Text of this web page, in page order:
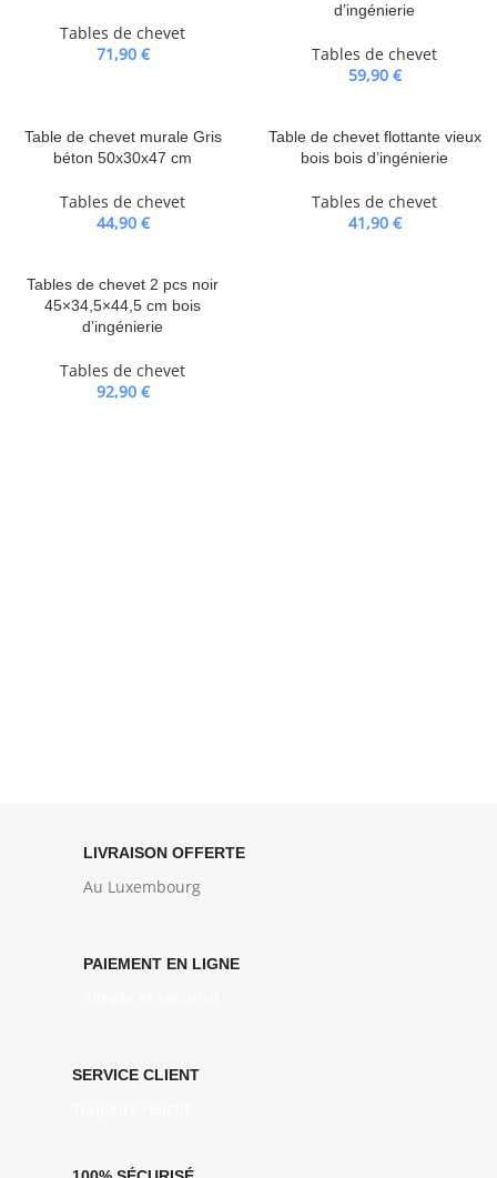
Tables de chevet
71,90 €
d’ingénierie
Tables de chevet
59,90 €
Table de chevet murale Gris
béton 50x30x47 cm
Tables de chevet
44,90 €
Table de chevet flottante vieux
bois bois d’ingénierie
Tables de chevet
41,90 €
Tables de chevet 2 pcs noir
45×34,5×44,5 cm bois
d’ingénierie
Tables de chevet
92,90 €
LIVRAISON OFFERTE
Au Luxembourg
PAIEMENT EN LIGNE
SERVICE CLIENT